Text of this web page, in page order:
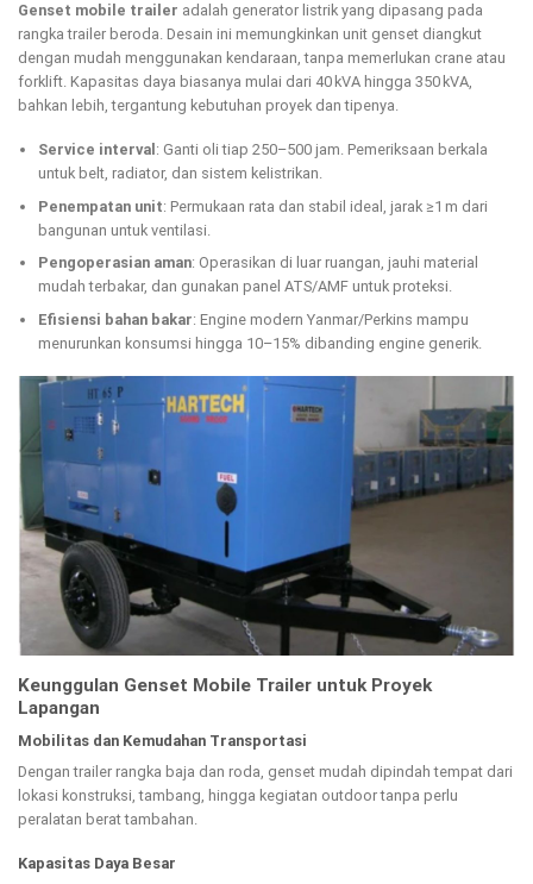
Genset mobile trailer adalah generator listrik yang dipasang pada
rangka trailer beroda. Desain ini memungkinkan unit genset diangkut
dengan mudah menggunakan kendaraan, tanpa memerlukan crane atau
forklift. Kapasitas daya biasanya mulai dari 40 kVA hingga 350 kVA,
bahkan lebih, tergantung kebutuhan proyek dan tipenya.
Service interval : Ganti oli tiap 250–500 jam. Pemeriksaan berkala
untuk belt, radiator, dan sistem kelistrikan.
Penempatan unit: Permukaan rata dan stabil ideal, jarak ≥1 m dari
bangunan untuk ventilasi.
Pengoperasian aman: Operasikan di luar ruangan, jauhi material
mudah terbakar, dan gunakan panel ATS/AMF untuk proteksi.
Efisiensi bahan bakar: Engine modern Yanmar/Perkins mampu
menurunkan konsumsi hingga 10–15% dibanding engine generik.
Keunggulan Genset Mobile Trailer untuk Proyek
Lapangan
Mobilitas dan Kemudahan Transportasi
Dengan trailer rangka baja dan roda, genset mudah dipindah tempat dari
lokasi konstruksi, tambang, hingga kegiatan outdoor tanpa perlu
peralatan berat tambahan.
Kapasitas Daya Besar